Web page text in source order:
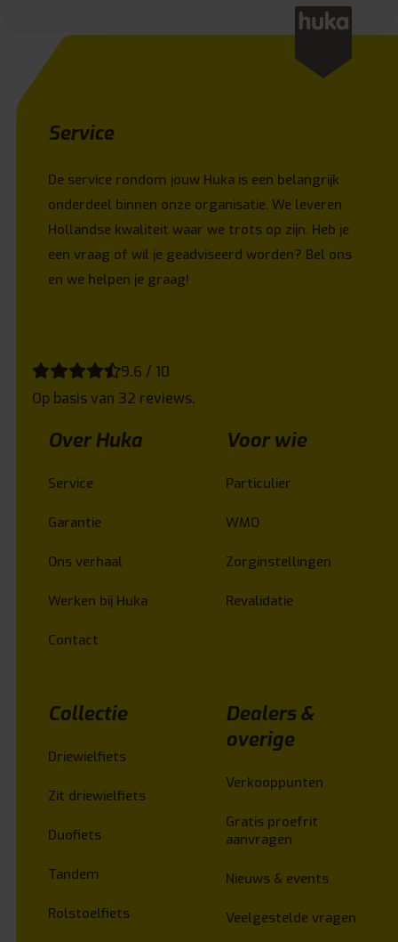
Service
De service rondom jouw Huka is een belangrijk
onderdeel binnen onze organisatie. We leveren
Hollandse kwaliteit waar we trots op zijn. Heb je
een vraag of wil je geadviseerd worden? Bel ons
en we helpen je graag!
9.6 / 10
Op basis van 32 reviews.
Over Huka
Service
Garantie
Ons verhaal
Werken bij Huka
Contact
Voor wie
Particulier
WMO
Zorginstellingen
Revalidatie
Collectie
Driewielfiets
Zit driewielfiets
Duofiets
Tandem
Rolstoelfiets
Dealers &
overige
Verkooppunten
Gratis proefrit
aanvragen
Nieuws & events
Veelgestelde vragen